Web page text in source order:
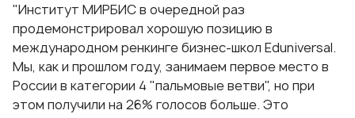
"Институт МИРБИС в очередной раз
продемонстрировал хорошую позицию в
международном ренкинге бизнес-школ Eduniversal.
Мы, как и прошлом году, занимаем первое место в
России в категории 4 "пальмовые ветви", но при
этом получили на 26% голосов больше. Это